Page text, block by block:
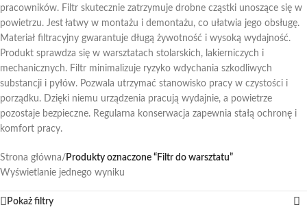
pracowników. Filtr skutecznie zatrzymuje drobne cząstki unoszące się w
powietrzu. Jest łatwy w montażu i demontażu, co ułatwia jego obsługę.
Materiał filtracyjny gwarantuje długą żywotność i wysoką wydajność.
Produkt sprawdza się w warsztatach stolarskich, lakierniczych i
mechanicznych. Filtr minimalizuje ryzyko wdychania szkodliwych
substancji i pyłów. Pozwala utrzymać stanowisko pracy w czystości i
porządku. Dzięki niemu urządzenia pracują wydajnie, a powietrze
pozostaje bezpieczne. Regularna konserwacja zapewnia stałą ochronę i
komfort pracy.
Strona główna/ Produkty oznaczone “Filtr do warsztatu”
Wyświetlanie jednego wyniku
Pokaż filtry